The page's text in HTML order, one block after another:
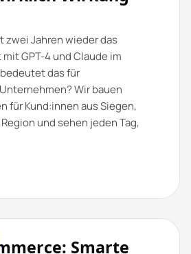
zwei Jahren wieder das
GPT-4 und Claude im
das für
Wir bauen
für Kund:innen aus Siegen,
und sehen jeden Tag,
Smarte